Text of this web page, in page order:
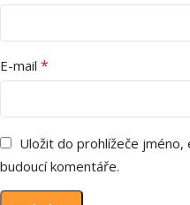
E-mail *
Uložit do prohlížeče
budoucí komentáře.